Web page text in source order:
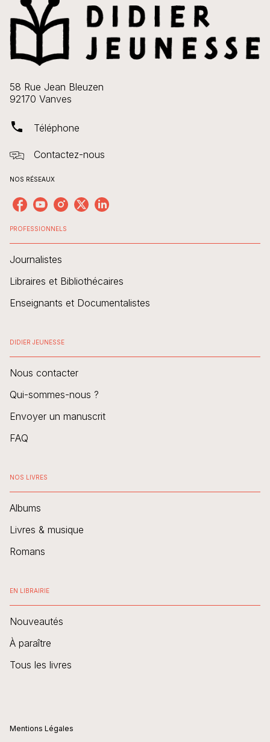
58 Rue Jean Bleuzen
92170 Vanves
phone Téléphone
Contactez-nous
NOS RÉSEAUX
PROFESSIONNELS
Journalistes
Libraires et Bibliothécaires
Enseignants et Documentalistes
DIDIER JEUNESSE
Nous contacter
Qui-sommes-nous ?
Envoyer un manuscrit
FAQ
NOS LIVRES
Albums
Livres & musique
Romans
EN LIBRAIRIE
Nouveautés
À paraître
Tous les livres
Mentions Légales